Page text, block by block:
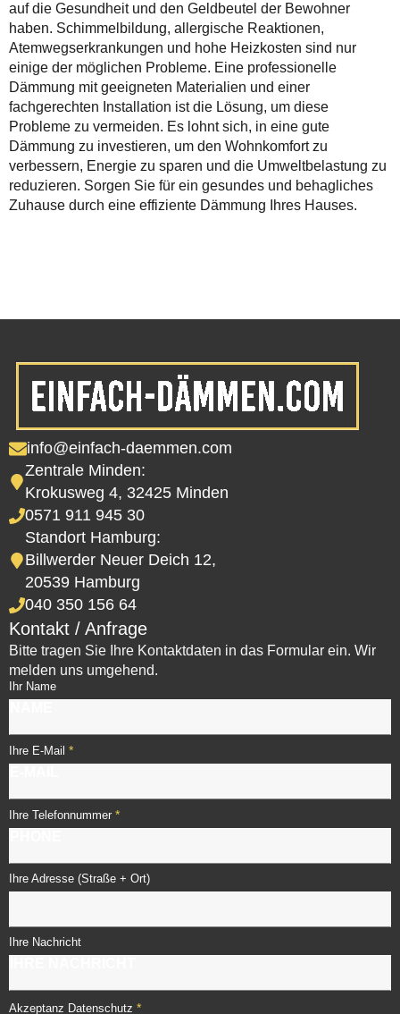
auf die Gesundheit und den Geldbeutel der Bewohner
haben. Schimmelbildung, allergische Reaktionen,
Atemwegserkrankungen und hohe Heizkosten sind nur
einige der möglichen Probleme. Eine professionelle
Dämmung mit geeigneten Materialien und einer
fachgerechten Installation ist die Lösung, um diese
Probleme zu vermeiden. Es lohnt sich, in eine gute
Dämmung zu investieren, um den Wohnkomfort zu
verbessern, Energie zu sparen und die Umweltbelastung zu
reduzieren. Sorgen Sie für ein gesundes und behagliches
Zuhause durch eine effiziente Dämmung Ihres Hauses.
info@einfach-daemmen.com
Zentrale Minden:
Krokusweg 4, 32425 Minden
0571 911 945 30
Standort Hamburg:
Billwerder Neuer Deich 12,
20539 Hamburg
040 350 156 64
Kontakt / Anfrage
Bitte tragen Sie Ihre Kontaktdaten in das Formular ein. Wir
melden uns umgehend.
Ihr Name
Ihre E-Mail *
Ihre Telefonnummer *
Ihre Adresse (Straße + Ort)
Ihre Nachricht
Akzeptanz Datenschutz *